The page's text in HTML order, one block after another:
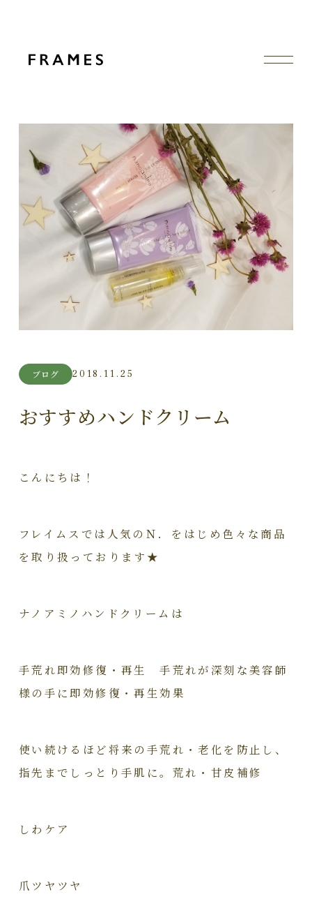
ブログ 2018.11.25
おすすめハンドクリーム
こんにちは！
フレイムスでは人気のＮ．をはじめ色々な商品
を取り扱っております★
ナノアミノハンドクリームは
手荒れ即効修復・再生 手荒れが深刻な美容師
様の手に即効修復・再生効果
使い続けるほど将来の手荒れ・老化を防止し、
指先までしっとり手肌に。荒れ・甘皮補修
しわケア
爪ツヤツヤ